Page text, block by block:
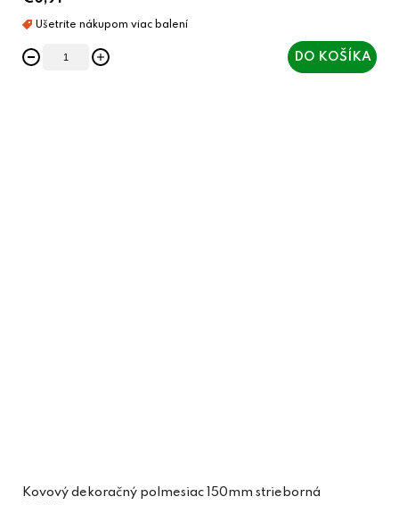
DO KOŠÍKA
Kovový dekoračný polmesiac 150mm strieborná